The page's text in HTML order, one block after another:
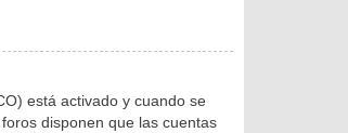
está activado y cuando se
disponen que las cuentas